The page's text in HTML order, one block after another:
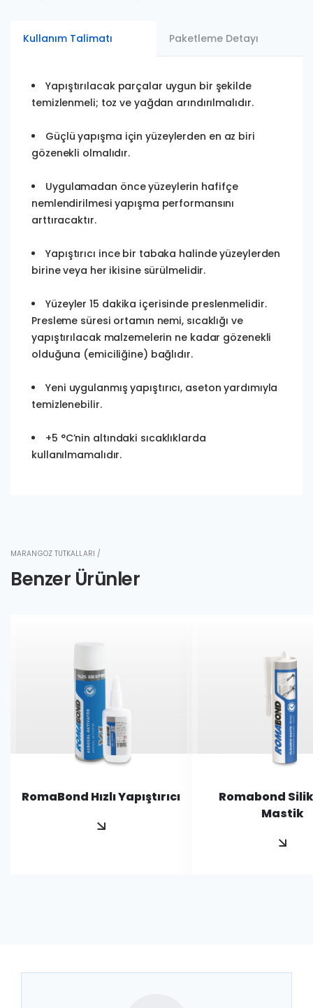
Kullanım Talimatı Paketleme Detayı
Yapıştırılacak parçalar uygun bir şekilde
temizlenmeli; toz ve yağdan arındırılmalıdır.
Güçlü yapışma için yüzeylerden en az biri
gözenekli olmalıdır.
Uygulamadan önce yüzeylerin hafifçe
nemlendirilmesi yapışma performansını
arttıracaktır.
Yapıştırıcı ince bir tabaka halinde yüzeylerden
birine veya her ikisine sürülmelidir.
Yüzeyler 15 dakika içerisinde preslenmelidir.
Presleme süresi ortamın nemi, sıcaklığı ve
yapıştırılacak malzemelerin ne kadar gözenekli
olduğuna (emiciliğine) bağlıdır.
Yeni uygulanmış yapıştırıcı, aseton yardımıyla
temizlenebilir.
+5 °C’nin altındaki sıcaklıklarda
kullanılmamalıdır.
MARANGOZ TUTKALLARI /
Benzer Ürünler
RomaBond Hızlı Yapıştırıcı
Romabond
Mastik